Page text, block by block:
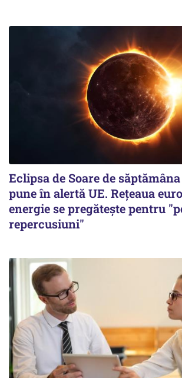
Eclipsa de Soare de
pune în alertă UE. Rețeaua
energie se pregătește pentru
repercusiuni"